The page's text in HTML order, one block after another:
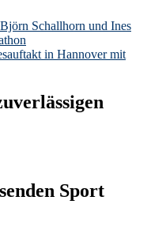
Schallhorn und Ines
in Hannover mit
Sport